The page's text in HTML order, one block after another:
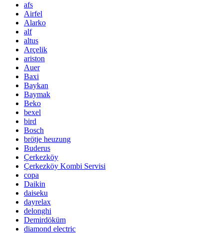
afs
Airfel
Alarko
alf
altus
Arçelik
ariston
Auer
Baxi
Baykan
Baymak
Beko
bexel
bird
Bosch
brötje heuzung
Buderus
Çerkezköy
Çerkezköy Kombi Servisi
copa
Daikin
daiseku
dayrelax
delonghi
Demirdöküm
diamond electric